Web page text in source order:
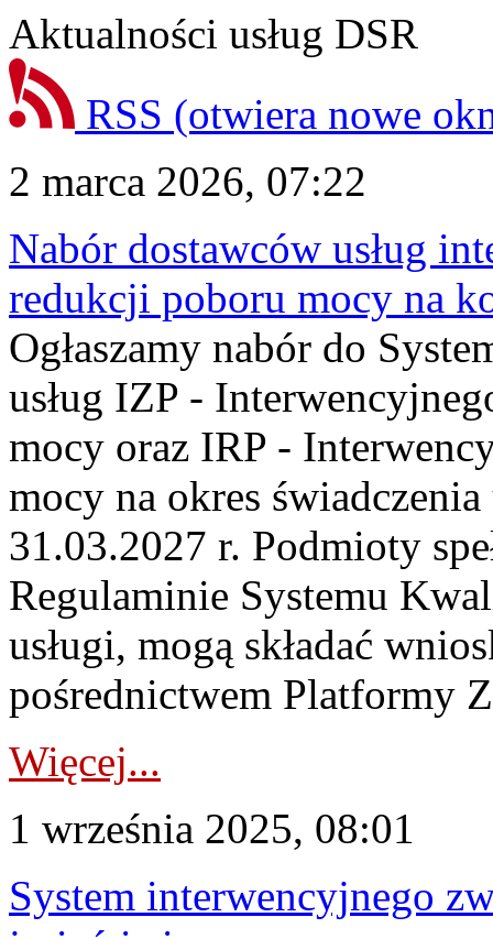
Aktualności usług DSR
RSS (otwiera nowe
2 marca 2026, 07:22
Nabór dostawców usług
redukcji poboru mocy na
Ogłaszamy nabór do
usług IZP -
mocy oraz IRP -
mocy na okres
31.03.2027 r. Podmioty
Regulaminie Systemu
usługi, mogą składać
pośrednictwem Platformy
Więcej...
1 września 2025, 08:01
System interwencyjnego